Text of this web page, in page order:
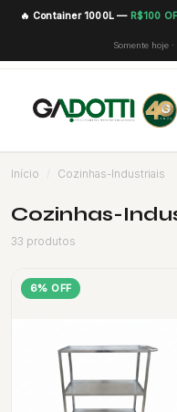
🔥 Container 1000L — R$100
Somente hoje
Início Cozinhas-Industriais
Cozinhas-
33 produtos
6% OFF